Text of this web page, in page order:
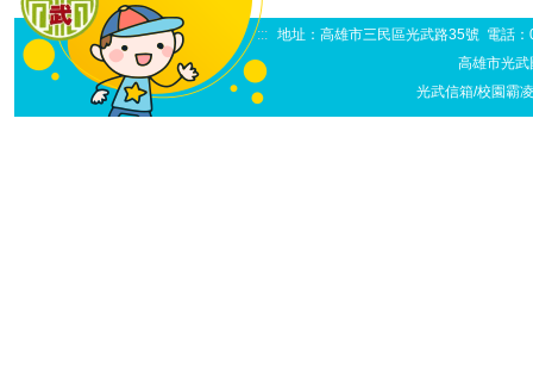
:::
地址：高雄市三民區光武路35號 電話
高雄市光
光武信箱/校園霸